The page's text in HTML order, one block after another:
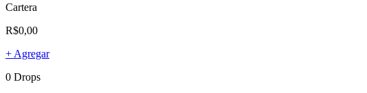
Cartera
R$0,00
+ Agregar
0 Drops